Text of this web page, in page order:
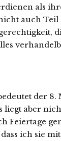
als
auch
der 8.
liegt aber
Feiertage
ich sie